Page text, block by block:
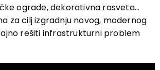
ograde, dekorativna rasveta…
za cilj izgradnju novog, modernog
rešiti infrastrukturni problem